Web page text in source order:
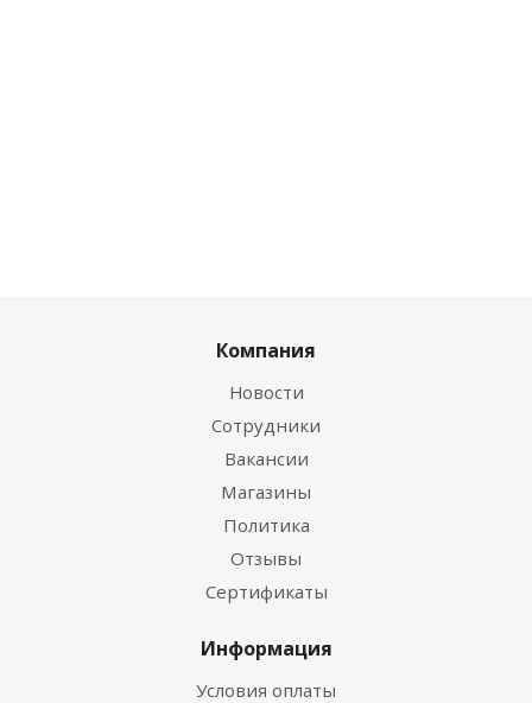
Компания
Новости
Сотрудники
Вакансии
Магазины
Политика
Отзывы
Сертификаты
Информация
Условия оплаты